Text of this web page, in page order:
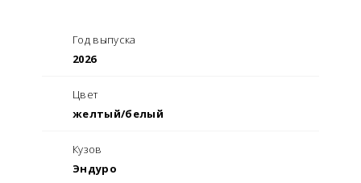
Год выпуска
2026
Цвет
желтый/белый
Кузов
Эндуро